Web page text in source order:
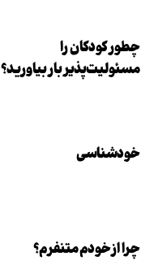
چطور کودکان را
مسئولیت‌پذیر بار بیاورید؟
خودشناسی
چرا از خودم متنفرم؟